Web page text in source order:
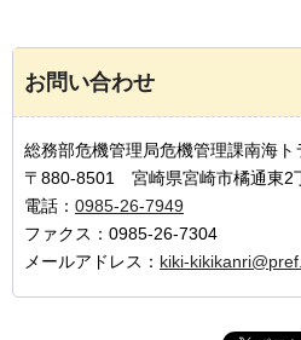
お問い合わせ
総務部危機管理局危機管理課南海
〒880-8501 宮崎県宮崎市橘通東2
電話： 0985-26-7949
ファクス：0985-26-7304
メールアドレス： kiki-